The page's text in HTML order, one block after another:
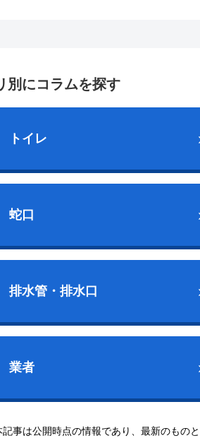
別にコラムを探す
トイレ
蛇口
排水管・排水口
業者
事は公開時点の情報であり、最新のもの